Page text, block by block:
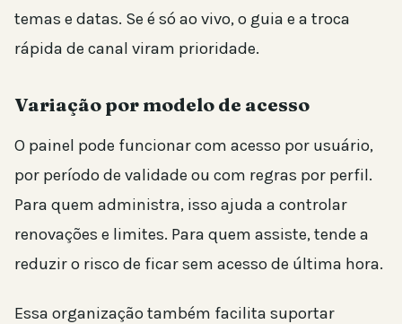
temas e datas. Se é só ao vivo, o guia e a troca
rápida de canal viram prioridade.
Variação por modelo de acesso
O painel pode funcionar com acesso por usuário,
por período de validade ou com regras por perfil.
Para quem administra, isso ajuda a controlar
renovações e limites. Para quem assiste, tende a
reduzir o risco de ficar sem acesso de última hora.
Essa organização também facilita suportar